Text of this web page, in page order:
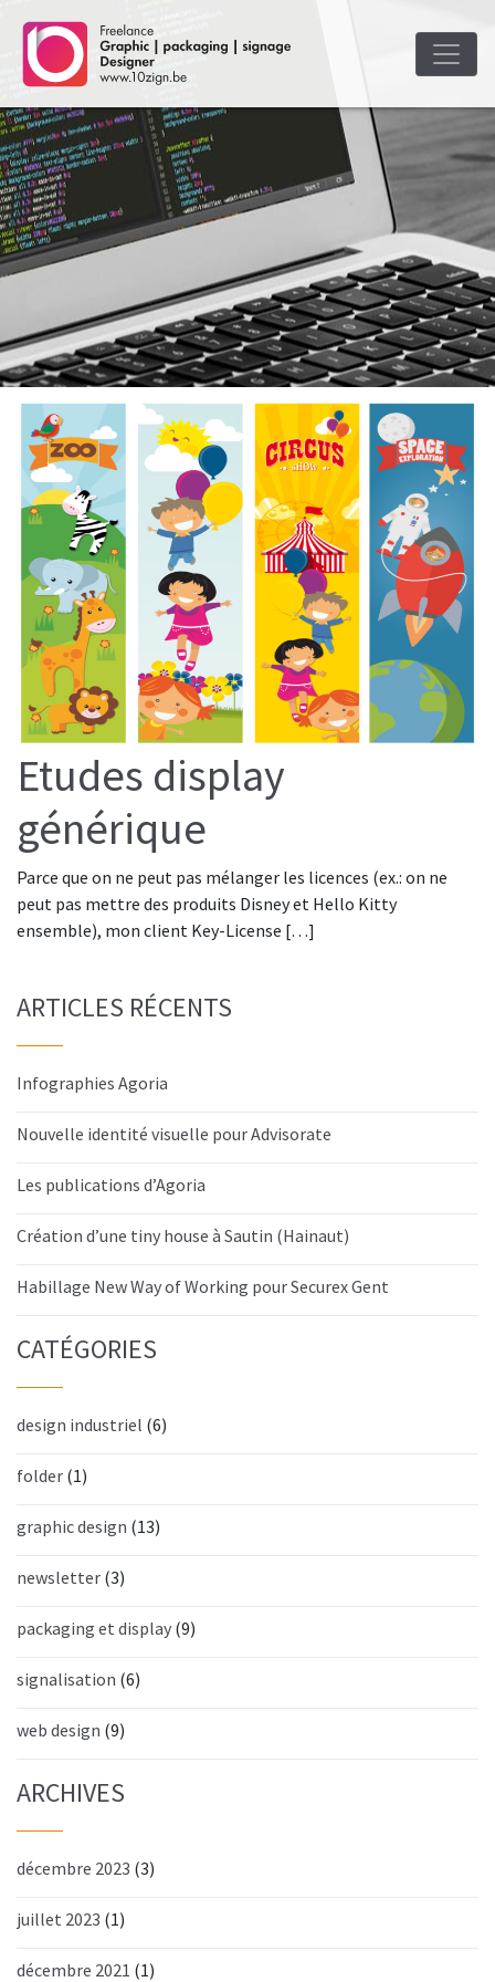
Etudes display
générique
Parce que on ne peut pas mélanger les licences (ex.: on ne
peut pas mettre des produits Disney et Hello Kitty
ensemble), mon client Key-License […]
ARTICLES RÉCENTS
Infographies Agoria
Nouvelle identité visuelle pour Advisorate
Les publications d’Agoria
Création d’une tiny house à Sautin (Hainaut)
Habillage New Way of Working pour Securex Gent
CATÉGORIES
design industriel (6)
folder (1)
graphic design (13)
newsletter (3)
packaging et display (9)
signalisation (6)
web design (9)
ARCHIVES
décembre 2023 (3)
juillet 2023 (1)
décembre 2021 (1)